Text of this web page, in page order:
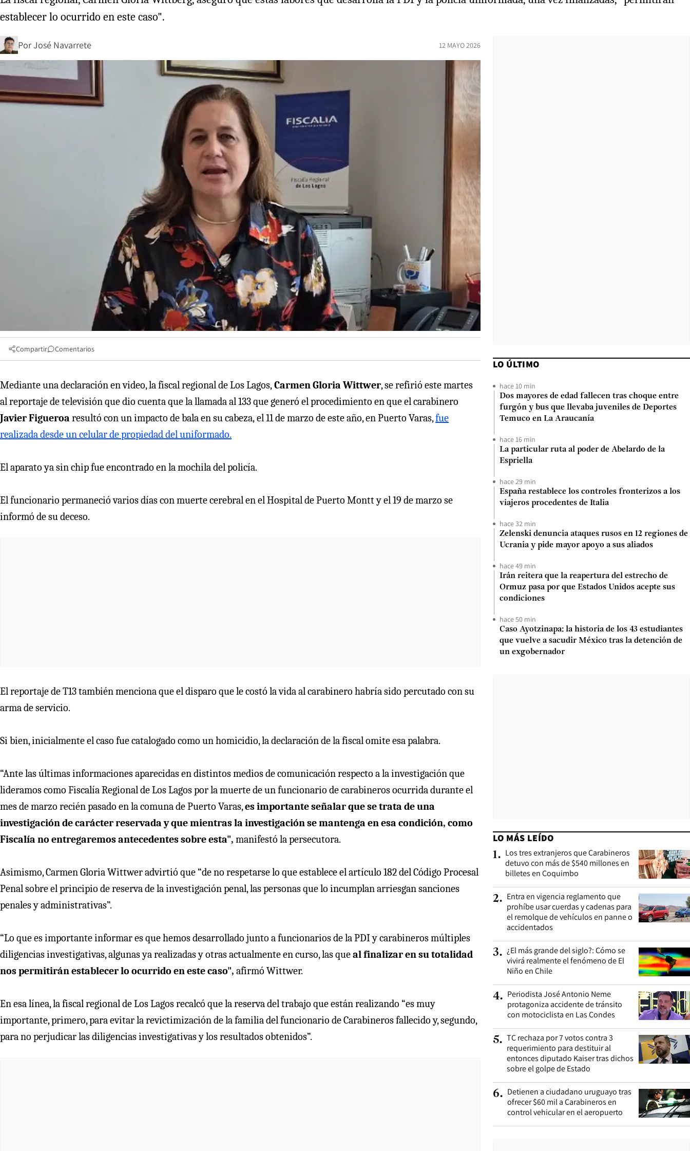
establecer lo ocurrido en este caso".
PorJosé Navarrete 12 MAYO 2026
Compartir Comentarios
Mediante una declaración en video, la fiscal regional de Los Lagos,Carmen Gloria Wittwer, se refirió este martes
al reportaje de televisión que dio cuenta que la llamada al 133 que generó el procedimiento en que el carabinero
Javier Figueroa resultó con un impacto de bala en su cabeza,el 11 de marzo de este año, en Puerto Varas,fue
realizada desde un celular de propiedad del uniformado.
El aparato ya sin chip fue encontrado en la mochila del policía.
El funcionario permaneció varios días con muerte cerebral en el Hospital de Puerto Montt y el 19 de marzo se
informó de su deceso.
El reportaje de T13 también menciona que el disparo que le costó la vida al carabinero habría sido percutado con su
arma de servicio.
Si bien, inicialmente el caso fue catalogado como un homicidio, la declaración de la fiscal omite esa palabra.
“Ante las últimas informaciones aparecidas en distintos medios de comunicación respecto a la investigación que
lideramos como Fiscalía Regional de Los Lagos por la muerte de un funcionario de carabineros ocurrida durante el
mes de marzo recién pasado en la comuna de Puerto Varas,es importante señalar que se trata de una
investigación de carácter reservada y que mientras la investigación se mantenga en esa condición, como
Fiscalía no entregaremos antecedentes sobre esta", manifestó la persecutora.
Asimismo, Carmen Gloria Wittwer advirtió que “de no respetarse lo que establece el artículo 182 del Código Procesal
Penal sobre el principio de reserva de la investigación penal, las personas que lo incumplan arriesgan sanciones
penales y administrativas”.
“Lo que es importante informar es que hemos desarrollado junto a funcionarios de la PDI y carabineros múltiples
diligencias investigativas, algunas ya realizadas y otras actualmente en curso, las queal finalizar en su totalidad
nos permitirán establecer lo ocurrido en este caso", afirmó Wittwer.
En esa línea, la fiscal regional de Los Lagos recalcó que la reserva del trabajo que están realizando “es muy
importante, primero, para evitar la revictimización de la familia del funcionario de Carabineros fallecido y, segundo,
para no perjudicar las diligencias investigativas y los resultados obtenidos”.
LO ÚLTIMO
hace 10 min
Dos mayores de edad fallecen tras choque entre
furgón y bus que llevaba juveniles de Deportes
Temuco en La Araucanía
hace 16 min
La particular ruta al poder de Abelardo de la
Espriella
hace 29 min
España restablece los controles fronterizos a los
viajeros procedentes de Italia
hace 32 min
Zelenski denuncia ataques rusos en 12 regiones de
Ucrania y pide mayor apoyo a sus aliados
hace 49 min
Irán reitera que la reapertura del estrecho de
Ormuz pasa por que Estados Unidos acepte sus
condiciones
hace 50 min
Caso Ayotzinapa: la historia de los 43 estudiantes
que vuelve a sacudir México tras la detención de
un exgobernador
LO MÁS LEÍDO
1. Los tres extranjeros que Carabineros
detuvo con más de $540 millones en
billetes en Coquimbo
2. Entra en vigencia reglamento que
prohíbe usar cuerdas y cadenas para
el remolque de vehículos en panne o
accidentados
3. ¿El más grande del siglo?: Cómo se
vivirá realmente el fenómeno de El
Niño en Chile
4. Periodista José Antonio Neme
protagoniza accidente de tránsito
con motociclista en Las Condes
5. TC rechaza por 7 votos contra 3
requerimiento para destituir al
entonces diputado Kaiser tras dichos
sobre el golpe de Estado
6. Detienen a ciudadano uruguayo tras
ofrecer $60 mil a Carabineros en
control vehicular en el aeropuerto